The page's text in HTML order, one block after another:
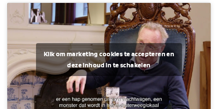
Klik om marketing cookies te accepteren en
deze inhoud in te schakelen